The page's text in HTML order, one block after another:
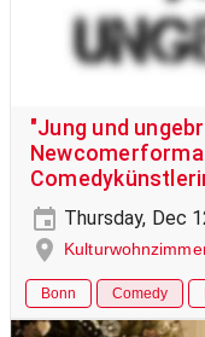
"Jung und
Thursday, Dec
Bonn Comedy